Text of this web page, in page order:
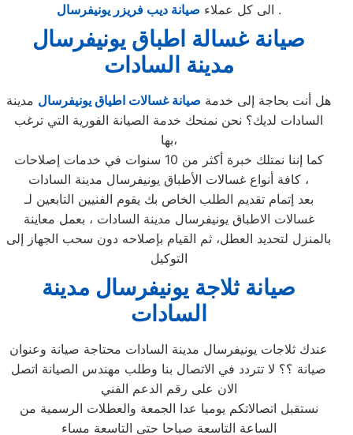
الى كل عملاء صيانة ديب فريزر يونيفرسال .
صيانة غسالة اطباق يونيفرسال
مدينة السادات
هل أنت بحاجة إلى خدمة صيانة غسالات اطياق يونيفرسال مدينة
السادات لديك؟ نحن نمنحك خدمة الصيانة الفورية التي ترغب
بها،
كما إننا نمتلك خبرة أكثر من 10 سنوات في خدمات إصلاحات
كافة أنواع غسالات الأطباق يونيفرسال مدينة السادات ،
بعد إتمام تقديم الطلب الخاص بك يقوم الفنيين التابعين لـ
غسالات الاطباق يونيفرسال مدينة السادات ، بعمل معاينة
بالمنزل لتحديد العطل، ثم القيام بإصلاحه دون سحب الجهاز إلى
التوكيل
صيانة ثلاجة يونيفرسال مدينة
السادات
عندك ثلاجات يونيفرسال مدينة السادات محتاجة صيانة وعنوان
صيانة ؟؟ لا تتردد في الاتصال بنا وطلب مهندس الصيانة اتصل
الان على رقم الدعم الفني
نستقبل اتصالاتكم يوميا عدا الجمعة والعطلات الرسمية من
الساعة التاسعة صباحا حتى التاسعة مساء